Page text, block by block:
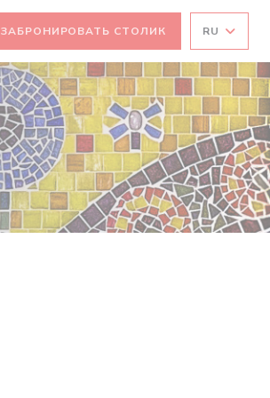
ЗАБРОНИРОВАТЬ СТОЛИК RU